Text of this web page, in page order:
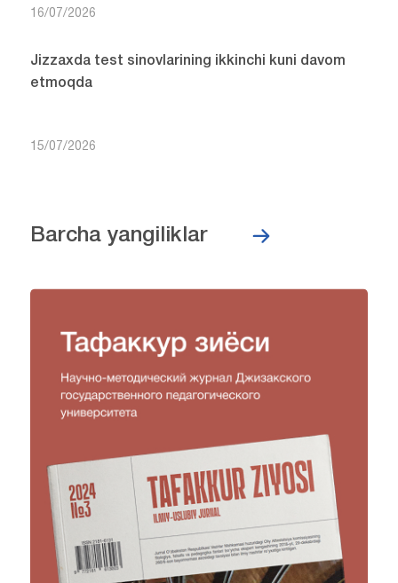
16/07/2026
Jizzaxda test sinovlarining ikkinchi kuni davom
etmoqda
15/07/2026
Barcha yangiliklar